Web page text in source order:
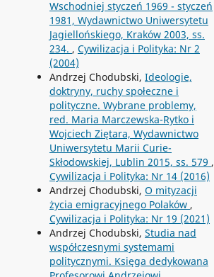
Wschodniej styczeń 1969 - styczeń
1981, Wydawnictwo Uniwersytetu
Jagiellońskiego, Kraków 2003, ss.
234. , Cywilizacja i Polityka: Nr 2
(2004)
Andrzej Chodubski, Ideologie,
doktryny, ruchy społeczne i
polityczne. Wybrane problemy,
red. Maria Marczewska-Rytko i
Wojciech Ziętara, Wydawnictwo
Uniwersytetu Marii Curie-
Skłodowskiej, Lublin 2015, ss. 579 ,
Cywilizacja i Polityka: Nr 14 (2016)
Andrzej Chodubski, O mityzacji
życia emigracyjnego Polaków ,
Cywilizacja i Polityka: Nr 19 (2021)
Andrzej Chodubski, Studia nad
współczesnymi systemami
politycznymi. Księga dedykowana